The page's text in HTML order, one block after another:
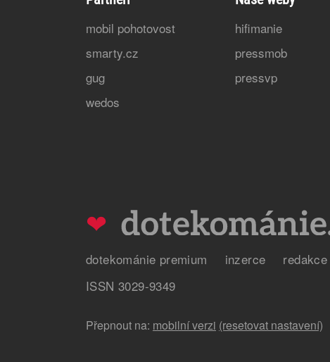
mobil pohotovost
smarty.cz
gug
wedos
hifimanie
pressmob
pressvp
❤
dotekománie premium inzerce redakce
ISSN 3029-9349
Přepnout na: mobilní verzi (resetovat nastavení)